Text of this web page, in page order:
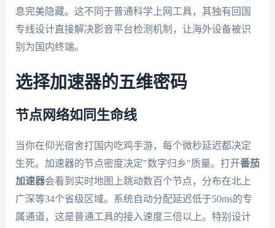
息完美隐藏。这不同于普通科学上网工具，其独有回国
专线设计直接解决影音平台检测机制，让海外设备被识
别为国内终端。
选择加速器的五维密码
节点网络如同生命线
当你在仰光宿舍打国内吃鸡手游，每个微秒延迟都决定
生死。加速器的节点密度决定"数字归乡"质量。打开番茄
加速器会看到实时地图上跳动数百个节点，分布在北上
广深等34个省级区域。系统自动分配延迟低于50ms的专
属通道，这是普通工具的接入速度三倍以上。特别设计